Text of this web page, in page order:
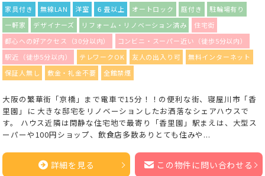
家具付き 無線LAN 洋室 ６畳以上 オートロック 庭付き
駐輪場有り
一軒家
デザイナーズ リフォーム・リノベーション済み
住宅街
都心への好アクセス（30分以内）
コンビニ・スーパー近い（徒歩5分以内）
駅近（徒歩5分以内）
テレワークOK 友人の出入り可
無料インターネット
保証人無し
敷金・礼金不要 全館禁煙
大阪の繁華街「京橋」まで電車で15分！！の便利な街、寝屋川市「香
里園」に 大きな邸宅をリノベーションしたお洒落なシェアハウスで
す。 ハウス近隣は閑静な住宅地で最寄り「香里園」駅まえは、大型ス
ーパーや100円ショップ、飲食店多数ありとても住みや...
詳細を見る この物件に問い合わせる